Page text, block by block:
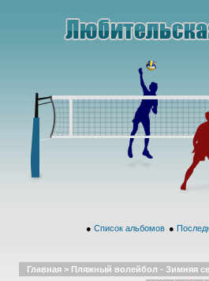
● Список альбомов ●
Главная > Пляжный волейбол - Зимняя